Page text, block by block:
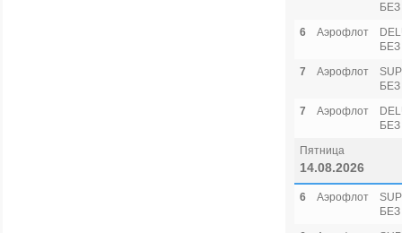
6
Аэрофлот
7
Аэрофлот
7
Аэрофлот
Пятница
14.08.2026
6 Аэрофлот